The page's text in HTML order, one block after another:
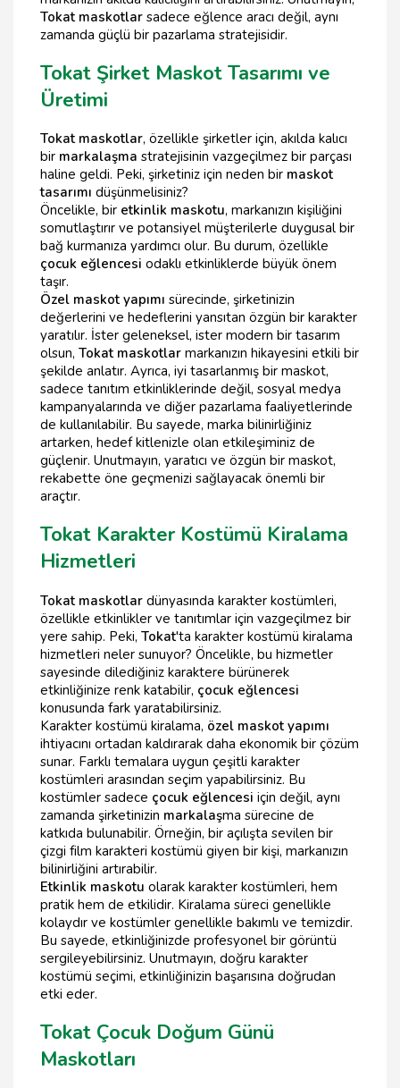
Tokat maskotlar sadece eğlence aracı değil, aynı
zamanda güçlü bir pazarlama stratejisidir.
Tokat Şirket Maskot Tasarımı ve
Üretimi
Tokat maskotlar, özellikle şirketler için, akılda kalıcı
bir markalaşma stratejisinin vazgeçilmez bir parçası
haline geldi. Peki, şirketiniz için neden bir maskot
tasarımı düşünmelisiniz?
Öncelikle, bir etkinlik maskotu, markanızın kişiliğini
somutlaştırır ve potansiyel müşterilerle duygusal bir
bağ kurmanıza yardımcı olur. Bu durum, özellikle
çocuk eğlencesi odaklı etkinliklerde büyük önem
taşır.
Özel maskot yapımı sürecinde, şirketinizin
değerlerini ve hedeflerini yansıtan özgün bir karakter
yaratılır. İster geleneksel, ister modern bir tasarım
olsun, Tokat maskotlar markanızın hikayesini etkili bir
şekilde anlatır. Ayrıca, iyi tasarlanmış bir maskot,
sadece tanıtım etkinliklerinde değil, sosyal medya
kampanyalarında ve diğer pazarlama faaliyetlerinde
de kullanılabilir. Bu sayede, marka bilinirliğiniz
artarken, hedef kitlenizle olan etkileşiminiz de
güçlenir. Unutmayın, yaratıcı ve özgün bir maskot,
rekabette öne geçmenizi sağlayacak önemli bir
araçtır.
Tokat Karakter Kostümü Kiralama
Hizmetleri
Tokat maskotlar dünyasında karakter kostümleri,
özellikle etkinlikler ve tanıtımlar için vazgeçilmez bir
yere sahip. Peki, Tokat'ta karakter kostümü kiralama
hizmetleri neler sunuyor? Öncelikle, bu hizmetler
sayesinde dilediğiniz karaktere bürünerek
etkinliğinize renk katabilir, çocuk eğlencesi
konusunda fark yaratabilirsiniz.
Karakter kostümü kiralama, özel maskot yapımı
ihtiyacını ortadan kaldırarak daha ekonomik bir çözüm
sunar. Farklı temalara uygun çeşitli karakter
kostümleri arasından seçim yapabilirsiniz. Bu
kostümler sadece çocuk eğlencesi için değil, aynı
zamanda şirketinizin markalaşma sürecine de
katkıda bulunabilir. Örneğin, bir açılışta sevilen bir
çizgi film karakteri kostümü giyen bir kişi, markanızın
bilinirliğini artırabilir.
Etkinlik maskotu olarak karakter kostümleri, hem
pratik hem de etkilidir. Kiralama süreci genellikle
kolaydır ve kostümler genellikle bakımlı ve temizdir.
Bu sayede, etkinliğinizde profesyonel bir görüntü
sergileyebilirsiniz. Unutmayın, doğru karakter
kostümü seçimi, etkinliğinizin başarısına doğrudan
etki eder.
Tokat Çocuk Doğum Günü
Maskotları